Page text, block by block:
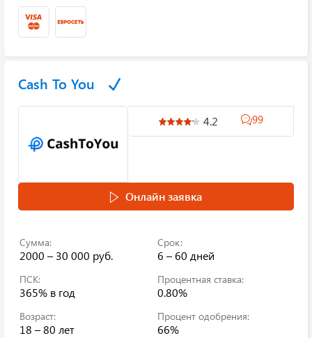
Cash To You
4.2 99
Онлайн заявка
Сумма:
2000 – 30 000 руб.
Срок:
6 – 60 дней
ПСК:
365% в год
Процентная ставка:
0.80%
Возраст:
18 – 80 лет
Процент одобрения:
66%